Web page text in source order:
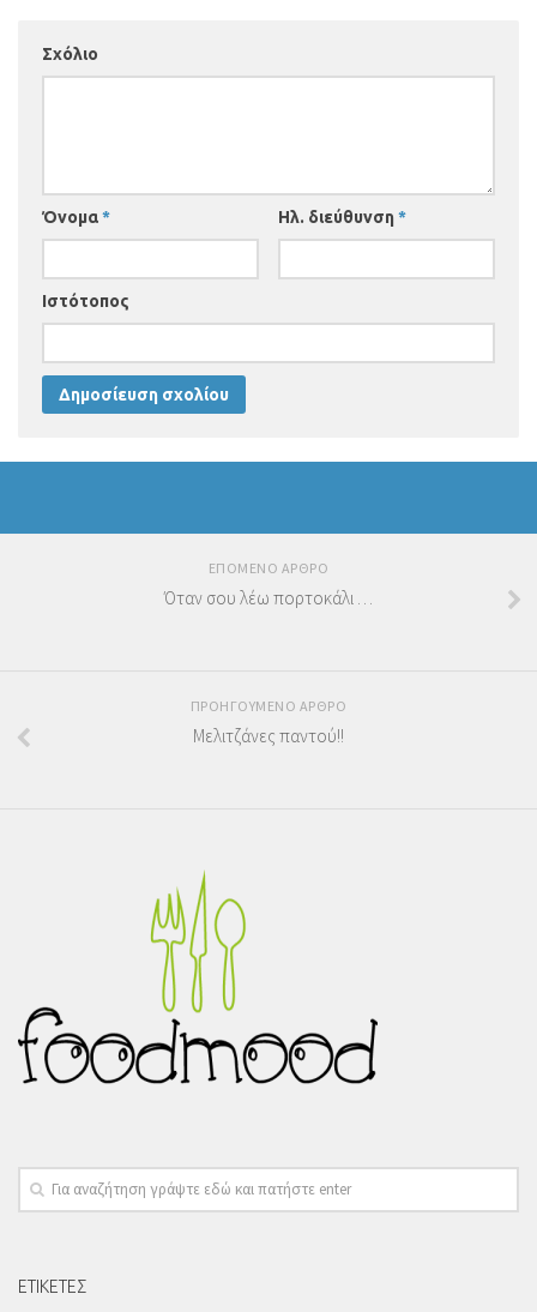
Σχόλιο
Όνομα* Ηλ. διεύθυνση *
Ιστότοπος
ΕΠΟΜΕΝΟ ΑΡΘΡΟ
Όταν σου λέω πορτοκάλι …
ΠΡΟΗΓΟΥΜΕΝΟ ΑΡΘΡΟ
Μελιτζάνες παντού!!
ΕΤΙΚΕΤΕΣ